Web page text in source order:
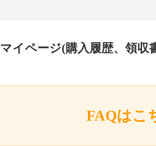
マイページ(購入履歴、領収
FAQはこ